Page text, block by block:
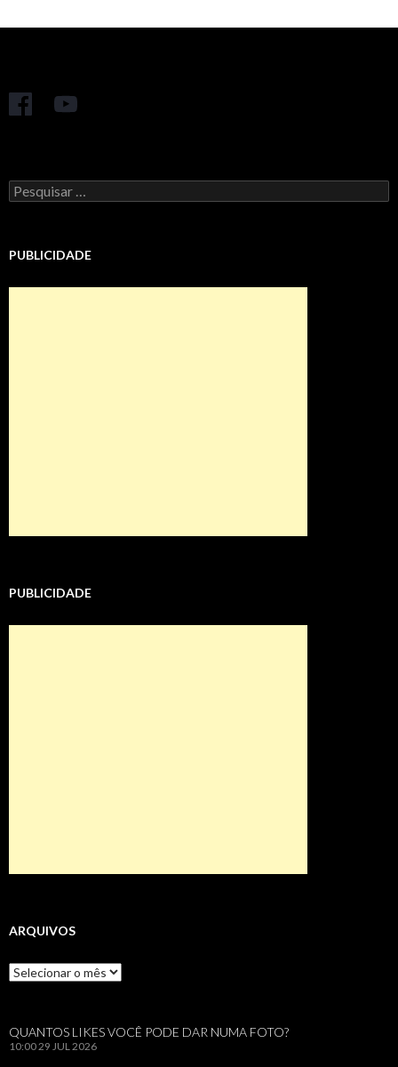
Pesquisar
por:
PUBLICIDADE
PUBLICIDADE
ARQUIVOS
Arquivos
QUANTOS LIKES VOCÊ PODE DAR NUMA FOTO?
10:0029 JUL 2026